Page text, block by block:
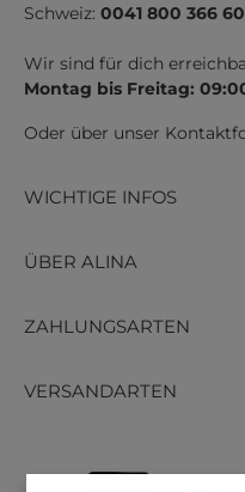
Schweiz: 0041 800 366
Wir sind für dich
Montag bis Freitag:
Oder über unser
WICHTIGE INFOS
ÜBER ALINA
ZAHLUNGSARTEN
VERSANDARTEN